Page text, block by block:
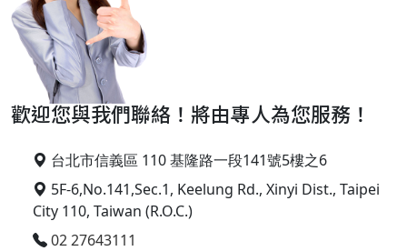
歡迎您與我們聯絡！將由專人為您服務！
台北市信義區 110 基隆路一段141號5樓之6
5F-6,No.141,Sec.1, Keelung Rd., Xinyi Dist., Taipei
City 110, Taiwan (R.O.C.)
02 27643111